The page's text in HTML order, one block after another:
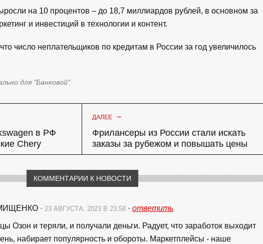
на 10 процентов – до 18,7 миллиардов рублей, в основном за
и инвестиций в технологии и контент.
число неплательщиков по кредитам в России за год увеличилось
для "Банковой"
в РФ
Chery
ДАЛЕЕ →
Фрилансеры из России стали искать
заказы за рубежом и повышать цены
КОММЕНТАРИИ К НОВОСТИ
· 23 АВГУСТА, 2023 В 23:58 · ответить
Озон и теряли, и получали деньги. Радует, что заработок выходит
набирает популярность и обороты. Маркетплейсы - наше